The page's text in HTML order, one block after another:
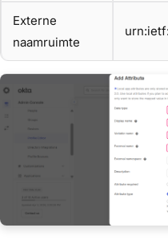
Externe
naamruimte